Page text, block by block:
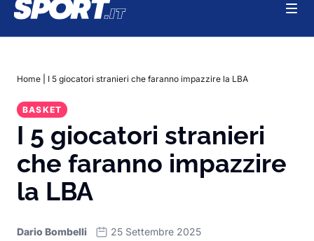
Home I 5 giocatori stranieri che faranno impazzire la LBA
BASKET
I 5 giocatori stranieri
che faranno impazzire
la LBA
Dario Bombelli 25 Settembre 2025